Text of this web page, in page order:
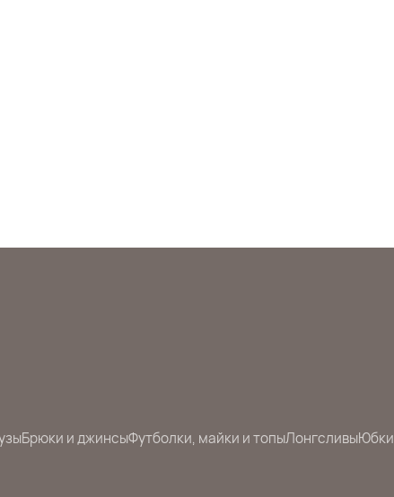
Брюки и джинсыФутболки, майки и топыЛонгсливыЮбки